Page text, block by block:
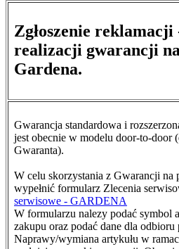
Zgłoszenie
realizacji gwarancji
Gardena.
Gwarancja standardowa i
jest obecnie w modelu door-to-door
Gwaranta).
W celu skorzystania z Gwarancji na
wypełnić formularz Zlecenia
serwisowe - GARDENA
W formularzu nalezy podać symbol
zakupu oraz podać dane dla odbioru
Naprawy/wymiana artykułu w